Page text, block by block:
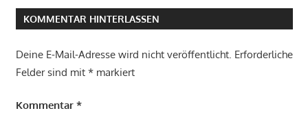
KOMMENTAR HINTERLASSEN
Deine E-Mail-Adresse wird nicht veröffentlicht. Erforderliche
Felder sind mit *markiert
Kommentar *